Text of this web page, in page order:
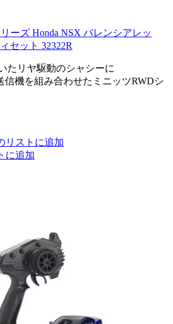
ーズ Honda NSX バレンシアレッ
セット 32322R
たリヤ駆動のシャシーに
信機を組み合わせたミニッツRWDシ
リストに追加
に追加